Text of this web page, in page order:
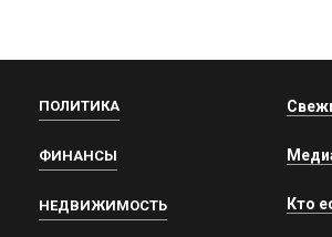
ПОЛИТИКА
ФИНАНСЫ
НЕДВИЖИМОСТЬ Кто